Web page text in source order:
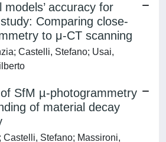
accuracy for
Comparing close-
to μ-CT scanning
Castelli, Stefano; Usai,
SfM µ-photogrammetry
of material decay
Stefano; Massironi,